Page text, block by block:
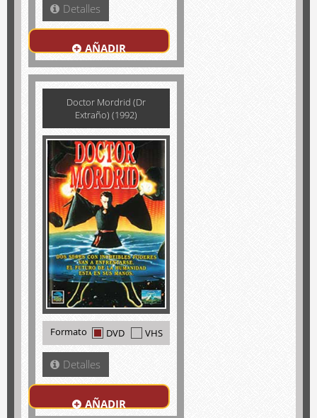
Detalles
AÑADIR
Doctor Mordrid (Dr
Extraño) (1992)
Formato DVD VHS
Detalles
AÑADIR